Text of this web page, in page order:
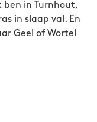
ben in Turnhout,
in slaap val. En
Geel of Wortel